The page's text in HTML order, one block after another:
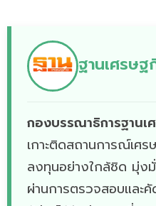
ฐานเศรษฐ
กองบรรณาธิการฐานเ
เกาะติดสถานการณ์เศ
ลงทุนอย่างใกล้ชิด มุ่ง
ผ่านการตรวจสอบและ